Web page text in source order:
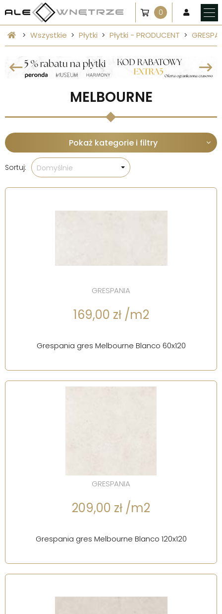
0
Wszystkie Płytki Płytki - PRODUCENT
MELBOURNE
Pokaż kategorie i filtry
Sortuj: Domyślnie
GRESPANIA
169,00 zł /m2
Grespania gres Melbourne Blanco 60x120
GRESPANIA
209,00 zł /m2
Grespania gres Melbourne Blanco 120x120